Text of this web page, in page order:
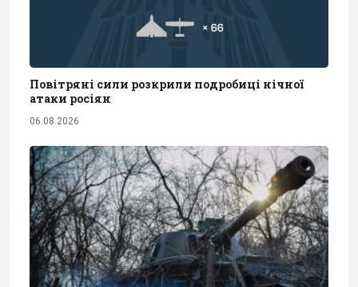
Повітряні сили розкрили подробиці нічної
атаки росіян
06.08.2026